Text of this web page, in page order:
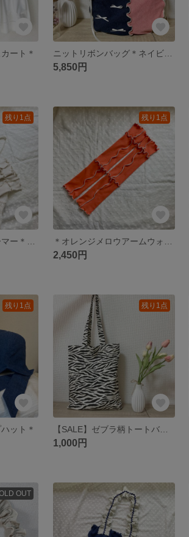
ート＊ ニットリボンバッグ＊ネイビー×ピンク＊
5,850円
残り1点 残り1点
2,450円
残り1点
ット＊
残り1点
【SALE】ゼブラ柄トートバッグ☺︎
1,000円
OUT